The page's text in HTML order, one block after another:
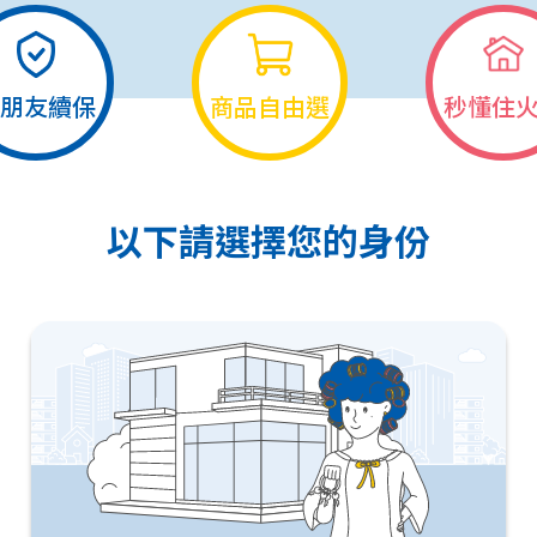
友續保 商品自由選 秒懂住
以下請選擇您的身份